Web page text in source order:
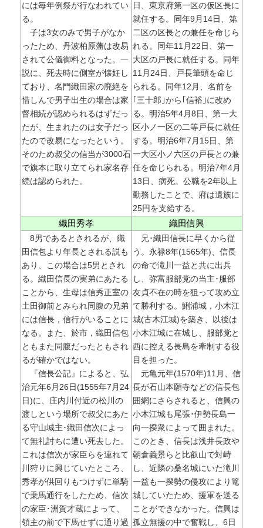
には毎年例祭が行なわれてい
る。
子は3女のみで男子がなか
ったため、丹波柏原藩は改易
されて公儀御料となった。一
説に、死去時に側室が懐妊し
ており、名門織田家の廃絶を
惜しんで男子出生の場合は家
督相続が認められるはずだっ
たが、生まれたのは女子だっ
たので改易になったという。
そのため叔父の信当が3000石
で旗本に取り立てられ家名存
続は認められた。
日、東京府第一区の仮区長に
就任する。同年9月14日、第
二区の区長との兼任を命じら
れる。同年11月22日、第一
大区の戸長に就任する。同年
11月24日、戸長筆頭を命じ
られる。同年12月、名前を
｢三十郎｣から｢信裕｣に改め
る。明治5年4月8日、第一大
区小ノ一区の二等戸長に就任
する。明治6年7月15日、第
一大区小ノ六区の戸長との兼
任を命じられる。明治7年4月
13日、病死。公職を2年以上
勤務したことで、府は遺族に
25円を支給する。
織田秀孝
織田信興
8男であるとされるが、織
田信包より年長とされる説も
あり、この場合は5男とされ
る。織田信長の実弟にあたる
ことから、生母は信秀正室の
土田御前とみられ同腹の兄弟
には信長，信行がいることに
なる。また、於市，織田信包
ともまた同腹だったともされ
るが確かではない。
『信長公記』によると、弘
治元年6月26日(1555年7月24
日)に、庄内川付近の松川の
渡しという場所で叔父にあた
る守山城主･織田信次によっ
て無礼討ちに遭い死去した。
これは信次が家臣らを連れて
川狩りに興じていたところ、
秀孝が供回りもつけずに単騎
で乗馬通行をしたため、信次
の家臣･洲賀才蔵によって、
領主の前で下馬せずに通り過
兄･織田信長に早くから従
う。永禄8年(1565年)、信長
の命で滝川一益と共に出兵
し、弥富服部党の当主･服部
友貞不在の時を狙って攻め立
て勝利する。鯏浦城，小木江
城(古木江城)を築き、以後は
小木江城に在城し、服部党と
西に控える長島を牽制する役
目を担った。
元亀元年(1570年)11月、信
長が石山本願寺などの信長包
囲網にさらされると、信興の
小木江城も尾張･伊勢長島一
向一揆衆によって囲まれた。
このとき、信長は浅井長政や
朝倉義景らと比叡山で対峙
し、近隣の桑名城にいた滝川
一益も一揆勢の侵攻により篭
城していたため、援軍を送る
ことができなかった。信興は
孤立無援の中で奮戦し、6日